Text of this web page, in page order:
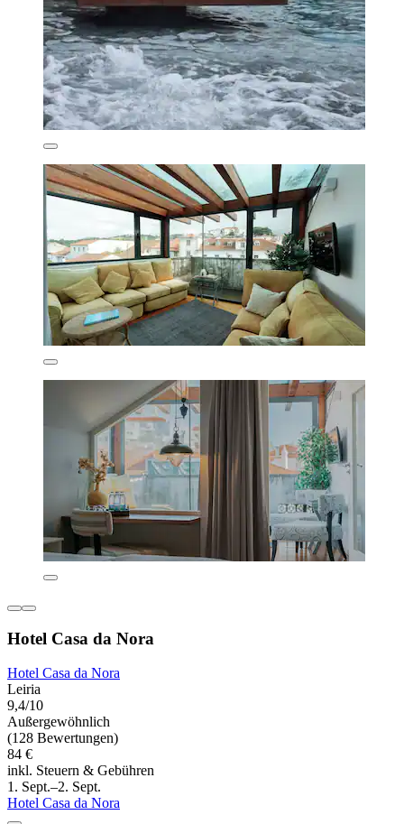
Hotel Casa da Nora
Hotel Casa da Nora
Leiria
9,4/10
Außergewöhnlich
(128 Bewertungen)
84 €
inkl. Steuern & Gebühren
1. Sept.–2. Sept.
Hotel Casa da Nora